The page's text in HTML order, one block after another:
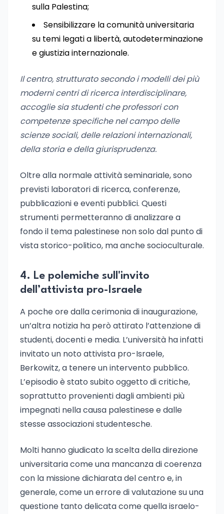
sulla Palestina;
Sensibilizzare la comunità universitaria
su temi legati a libertà, autodeterminazione
e giustizia internazionale.
Il centro, strutturato secondo i modelli dei più
moderni centri di ricerca interdisciplinare,
accoglie sia studenti che professori con
competenze specifiche nel campo delle
scienze sociali, delle relazioni internazionali,
della storia e della giurisprudenza.
Oltre alla normale attività seminariale, sono
previsti laboratori di ricerca, conferenze,
pubblicazioni e eventi pubblici. Questi
strumenti permetteranno di analizzare a
fondo il tema palestinese non solo dal punto di
vista storico-politico, ma anche socioculturale.
4. Le polemiche sull'invito
dell’attivista pro-Israele
A poche ore dalla cerimonia di inaugurazione,
un’altra notizia ha però attirato l’attenzione di
studenti, docenti e media. L’università ha infatti
invitato un noto attivista pro-Israele,
Berkowitz, a tenere un intervento pubblico.
L’episodio è stato subito oggetto di critiche,
soprattutto provenienti dagli ambienti più
impegnati nella causa palestinese e dalle
stesse associazioni studentesche.
Molti hanno giudicato la scelta della direzione
universitaria come una mancanza di coerenza
con la missione dichiarata del centro e, in
generale, come un errore di valutazione su una
questione tanto delicata come quella israelo-